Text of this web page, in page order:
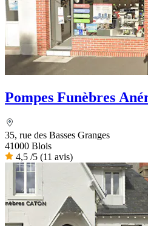
Pompes Funèbres
35, rue des Basses Granges
41000 Blois
4,5 /5 (11 avis)